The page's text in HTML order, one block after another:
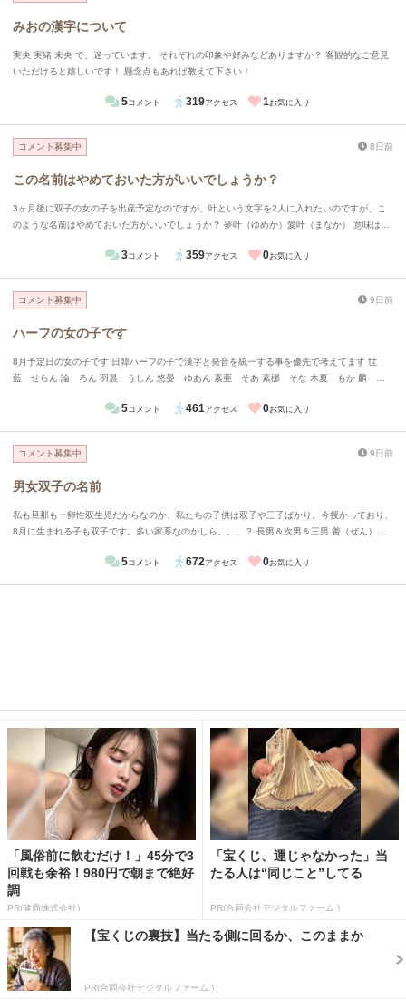
みおの漢字について
実央 実緒 未央 で、迷っています。 それぞれの印象や好みなどありますか？ 客観的なご意見
いただけると嬉しいです！ 懸念点もあれば教えて下さい！
5コメント 319アクセス 1 お気に入り
コメント募集中 8日前
この名前はやめておいた方がいいでしょうか？
3ヶ月後に双子の女の子を出産予定なのですが、叶という文字を2人に入れたいのですが、こ
のような名前はやめておいた方がいいでしょうか？ 夢叶（ゆめか）愛叶（まなか） 意味は夢
いってほしいと思い考えました
3コメント 359アクセス 0お気に入り
コメント募集中 9日前
ハーフの女の子です
8月予定日の女の子です 日韓ハーフの子で漢字と発音を統一する事を優先で考えてます 世
藍 せらん 論 ろん 羽晨 うしん 悠晏 ゆあん 素亜 そあ 素梛 そな 木夏 もか 麟 り
5コメント 461 アクセス 0お気に入り
コメント募集中 9日前
男女双子の名前
私も旦那も一卵性双生児だからなのか、私たちの子供は双子や三子ばかり。今授かっており、
8月に生まれる子も双子です。多い家系なのかしら、、、？ 長男＆次男＆三男 善（ぜん）藍
が、何かいい候補はあるでしょうか。家で出ている候補としては、 絃（げん）くん＆琴（こ
5コメント 672 アクセス 0お気に入り
「風俗前に飲むだけ！」45分で3
回戦も余裕！980円で朝まで絶好
調
PR(健商株式会社)
「宝くじ、運じゃなかった」当
たる人は“同じこと”してる
PR(合同会社デジタルファーム )
【宝くじの裏技】当たる側に回るか、このままか
PR(合同会社デジタルファーム )